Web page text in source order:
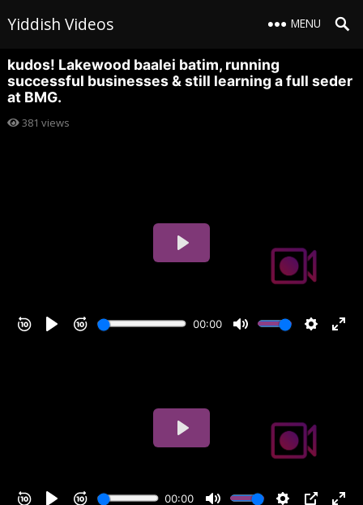
Yiddish Videos MENU
kudos! Lakewood baalei batim, running
successful businesses & still learning a full seder
at BMG.
381 views